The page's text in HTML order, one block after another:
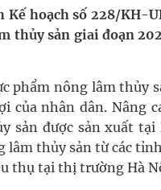
của Việt Nam
lọc cho người dân
quả
hoạch số 228/KH-
thủy sản giai đoạn
phẩm nông lâm thủy
của nhân dân. Nâng
sản được sản xuất
thủy sản từ các
thụ tại thị trường Hà